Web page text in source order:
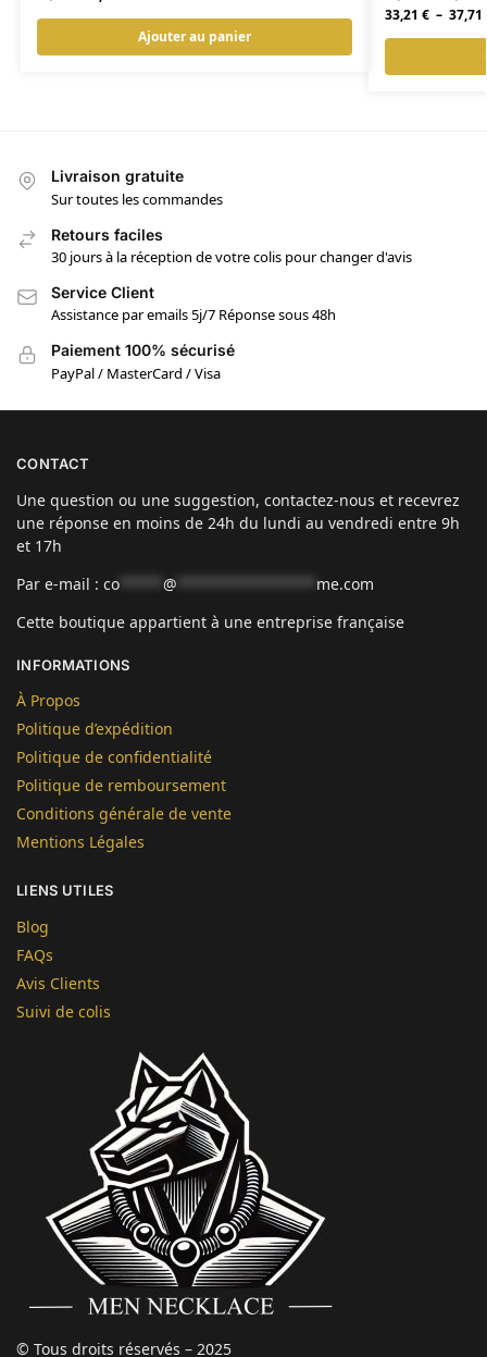
Ajouter au panier
33,21 € – 37,71
Livraison gratuite
Sur toutes les commandes
Retours faciles
30 jours à la réception de votre colis pour changer d'avis
Service Client
Assistance par emails 5j/7 Réponse sous 48h
Paiement 100% sécurisé
PayPal / MasterCard / Visa
CONTACT
Une question ou une suggestion, contactez-nous et recevrez
une réponse en moins de 24h du lundi au vendredi entre 9h
et 17h
Par e-mail : co @
me.com
Cette boutique appartient à une entreprise française
INFORMATIONS
À Propos
Politique d’expédition
Politique de confidentialité
Politique de remboursement
Conditions générale de vente
Mentions Légales
LIENS UTILES
Blog
FAQs
Avis Clients
Suivi de colis
© Tous droits réservés – 2025